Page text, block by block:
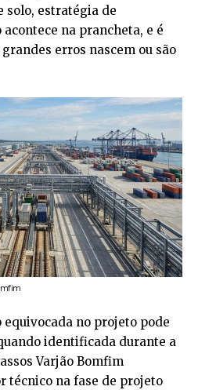
solo, estratégia de
na prancheta, e é
erros nascem ou são
equivocada no projeto pode
identificada durante a
Varjão Bomfim
técnico na fase de projeto